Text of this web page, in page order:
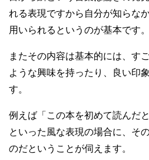
れる表現ですから自分が知らな
用いられるというのが基本です。
またその内容は基本的には、す
ような興味を持ったり、良い印
す。
例えば「この本を初めて読んだ
といった風な表現の場合に、そ
のだということが伺えます。